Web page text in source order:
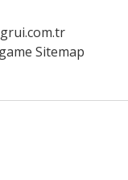
Sitemap